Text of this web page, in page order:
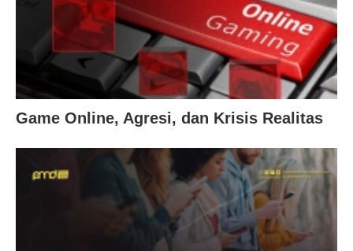
Game Online, Agresi, dan Krisis Realitas